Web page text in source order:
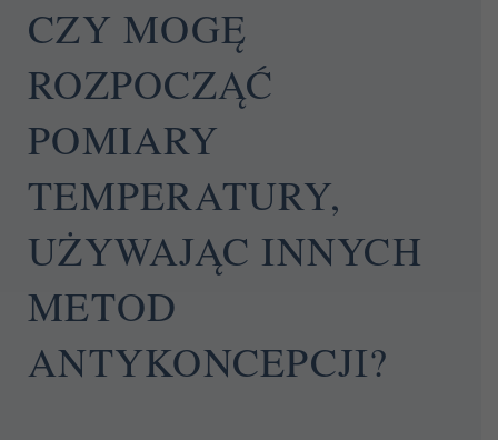
CZY MOGĘ
ROZPOCZĄĆ
POMIARY
TEMPERATURY,
UŻYWAJĄC INNYCH
METOD
ANTYKONCEPCJI?